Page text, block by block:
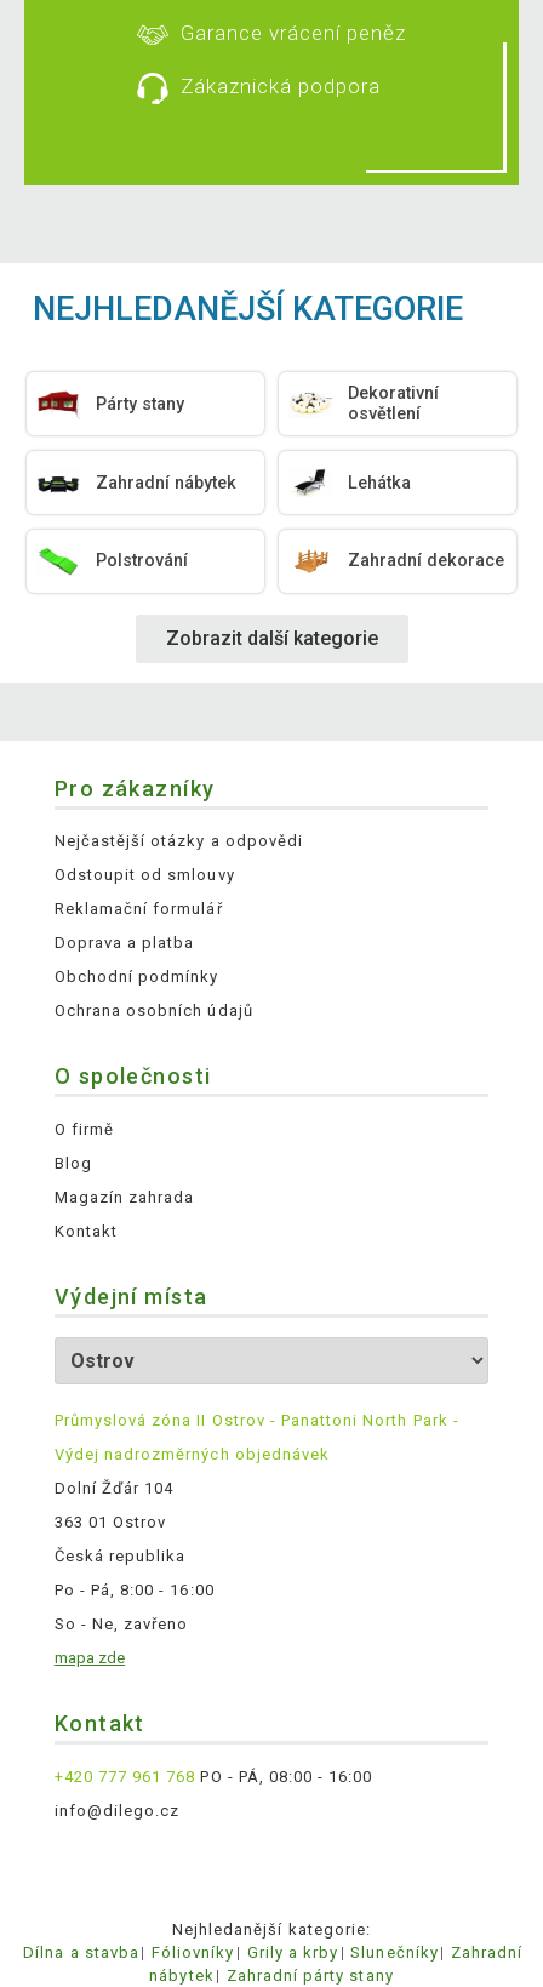
Garance vrácení peněz
Zákaznická podpora
NEJHLEDANĚJŠÍ KATEGORIE
Párty stany
Dekorativní
osvětlení
Zahradní nábytek Lehátka
Polstrování Zahradní dekorace
Zobrazit další kategorie
Pro zákazníky
Nejčastější otázky a odpovědi
Odstoupit od smlouvy
Reklamační formulář
Doprava a platba
Obchodní podmínky
Ochrana osobních údajů
O společnosti
O firmě
Blog
Magazín zahrada
Kontakt
Výdejní místa
Průmyslová zóna II Ostrov - Panattoni North Park -
Výdej nadrozměrných objednávek
Dolní Žďár 104
363 01 Ostrov
Česká republika
Po - Pá, 8:00 - 16:00
So - Ne, zavřeno
mapa zde
Kontakt
+420 777 961 768 PO - PÁ, 08:00 - 16:00
info@dilego.cz
Nejhledanější kategorie:
Dílna a stavba
Fóliovníky Grily a krby Slunečníky
Zahradní
nábytek
Zahradní párty stany